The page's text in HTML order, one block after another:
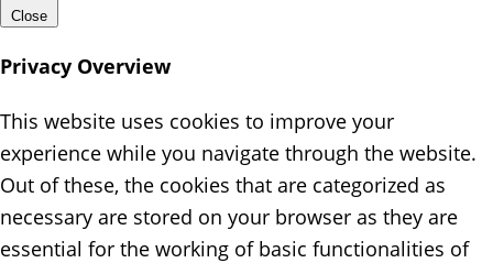
Close
Privacy Overview
This website uses cookies to improve your
experience while you navigate through the website.
Out of these, the cookies that are categorized as
necessary are stored on your browser as they are
essential for the working of basic functionalities of